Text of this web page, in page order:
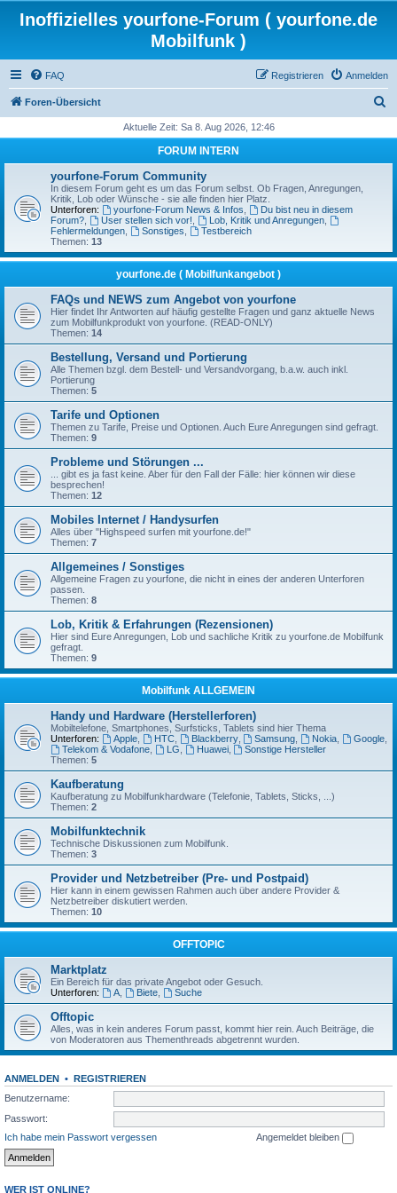
Inoffizielles yourfone-Forum ( yourfone.de
Mobilfunk )
FAQ Anmelden
Registrieren
Foren-Übersicht
h
Aktuelle Zeit: Sa 8. Aug 2026, 12:46
FORUM INTERN
yourfone-Forum Community
In diesem Forum geht es um das Forum selbst. Ob Fragen, Anregungen,
Kritik, Lob oder Wünsche - sie alle finden hier Platz.
Unterforen:
yourfone-Forum News & Infos
Du bist neu in diesem
Forum?
User stellen sich vor! Lob, Kritik und Anregungen,
Fehlermeldungen
Sonstiges
Testbereich
Themen: 13
yourfone.de ( Mobilfunkangebot )
FAQs und NEWS zum Angebot von yourfone
Hier findet Ihr Antworten auf häufig gestellte Fragen und ganz aktuelle News
zum Mobilfunkprodukt von yourfone. (READ-ONLY)
Themen: 14
Bestellung, Versand und Portierung
Alle Themen bzgl. dem Bestell- und Versandvorgang, b.a.w. auch inkl.
Portierung
Themen: 5
Tarife und Optionen
Themen zu Tarife, Preise und Optionen. Auch Eure Anregungen sind gefragt.
Themen: 9
Probleme und Störungen ...
... gibt es ja fast keine. Aber für den Fall der Fälle: hier können wir diese
besprechen!
Themen: 12
Mobiles Internet / Handysurfen
Alles über "Highspeed surfen mit yourfone.de!"
Themen: 7
Allgemeines / Sonstiges
Allgemeine Fragen zu yourfone, die nicht in eines der anderen Unterforen
passen.
Themen: 8
Lob, Kritik & Erfahrungen (Rezensionen)
Hier sind Eure Anregungen, Lob und sachliche Kritik zu yourfone.de Mobilfunk
gefragt.
Themen: 9
Mobilfunk ALLGEMEIN
Handy und Hardware (Herstellerforen)
Mobiltelefone, Smartphones, Surfsticks, Tablets sind hier Thema
Unterforen:
Apple, HTC, Blackberry, Samsung Nokia Google
Telekom & Vodafone, LG Huawei,
Sonstige Hersteller
Themen: 5
Kaufberatung
Kaufberatung zu Mobilfunkhardware (Telefonie, Tablets, Sticks, ...)
Themen: 2
Mobilfunktechnik
Technische Diskussionen zum Mobilfunk.
Themen: 3
Provider und Netzbetreiber (Pre- und Postpaid)
Hier kann in einem gewissen Rahmen auch über andere Provider &
Netzbetreiber diskutiert werden.
Themen: 10
OFFTOPIC
Marktplatz
Ein Bereich für das private Angebot oder Gesuch.
Unterforen:
A, Biete, Suche
Offtopic
Alles, was in kein anderes Forum passt, kommt hier rein. Auch Beiträge, die
von Moderatoren aus Thementhreads abgetrennt wurden.
ANMELDEN • REGISTRIEREN
Benutzername:
Passwort:
Ich habe mein Passwort vergessen
Angemeldet bleiben
WER IST ONLINE?